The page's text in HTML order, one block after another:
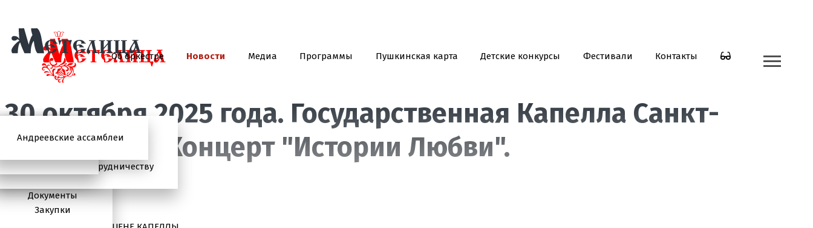
Об оркестре
История
Состав
Документы
Закупки
Новости
Анонсы
Медиа
Фото
Программы
Школьный абонемент
Приглашаем к сотрудничеству
Пушкинская карта Детские конкурсы
2026 год
Фестивали
Андреевские ассамблеи
Контакты
30 октября 2025 года. Государственная Капелла Санкт-
Петербурга. Концерт "Истории Любви".